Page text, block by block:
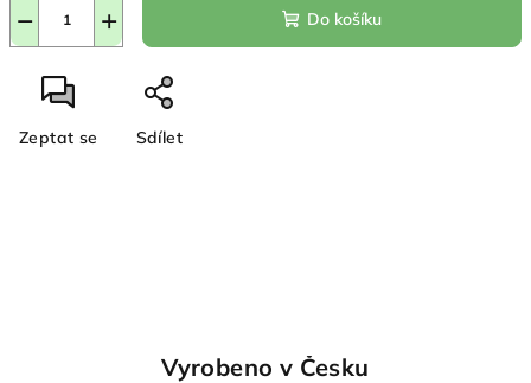
+
− Do košíku
Zeptat se Sdílet
Vyrobeno v Česku